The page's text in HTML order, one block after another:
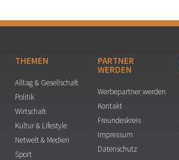
THEMEN
Alltag & Gesellschaft
Politik
Wirtschaft
Kultur & Lifestyle
Netwelt & Medien
Sport
PARTNER
WERDEN
Werbepartner werden
Kontakt
Freundeskreis
Impressum
Datenschutz